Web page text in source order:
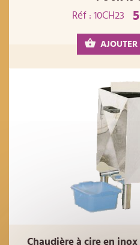
Réf : 10CH23
Chaudière à cire en